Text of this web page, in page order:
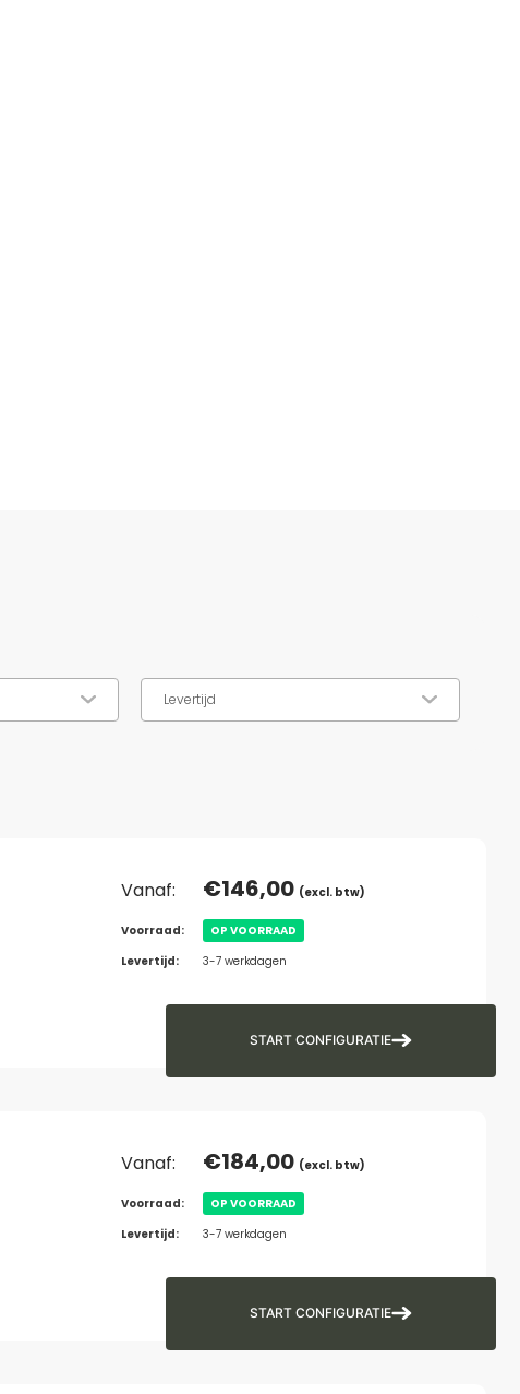
Vanaf: €146,00 (excl. btw)
Voorraad:
OP VOORRAAD
Levertijd:
3-7 werkdagen
START CONFIGURATIE
Vanaf: €184,00 (excl. btw)
Voorraad:
OP VOORRAAD
Levertijd:
3-7 werkdagen
START CONFIGURATIE